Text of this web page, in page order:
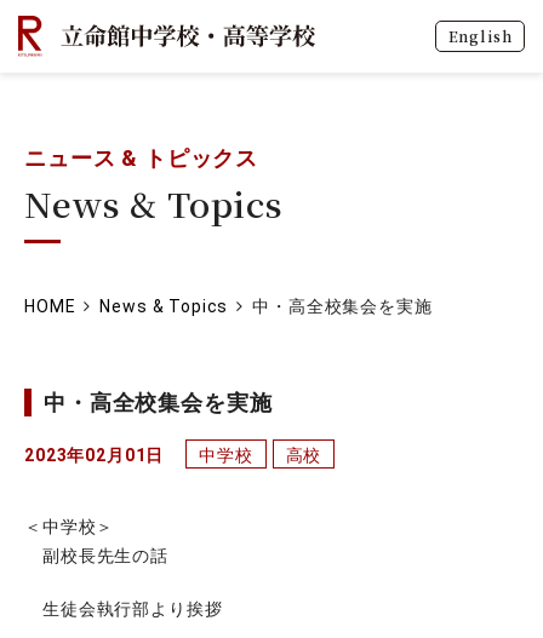
English
ニュース & トピックス
News & Topics
HOME News & Topics 中・高全校集会を実施
中・高全校集会を実施
2023年02月01日 中学校 高校
＜中学校＞
副校長先生の話
生徒会執行部より挨拶